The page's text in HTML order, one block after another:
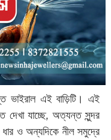
ভাইরাল এই বাড়িটি। এই
দেখা যাচ্ছে, অত্যন্ত সুন্দর
ধার ও অন্যদিকে নীল সমুদ্রে